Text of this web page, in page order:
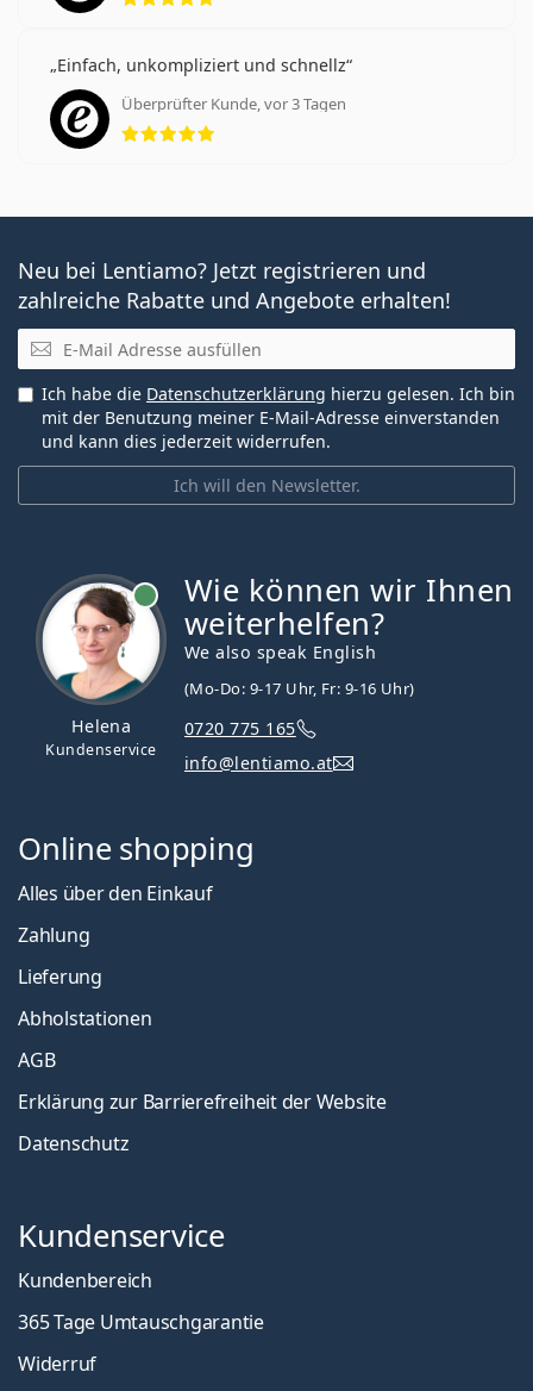
Einfach, unkompliziert und schnellz
Überprüfter Kunde, vor 3 Tagen
Bewertung 5 aus 5
Neu bei Lentiamo? Jetzt registrieren und
zahlreiche Rabatte und Angebote erhalten!
E-Mail
Ich will den Newsletter.
Ich habe die Datenschutzerklärung hierzu gelesen. Ich bin
mit der Benutzung meiner E-Mail-Adresse einverstanden
und kann dies jederzeit widerrufen.
Helena
Kundenservice
Wie können wir Ihnen
weiterhelfen?
We also speak English
(Mo-Do: 9-17 Uhr, Fr: 9-16 Uhr)
0720 775 165
info@lentiamo.at
Online shopping
Alles über den Einkauf
Zahlung
Lieferung
Abholstationen
AGB
Erklärung zur Barrierefreiheit der Website
Datenschutz
Kundenservice
Kundenbereich
365 Tage Umtauschgarantie
Widerruf